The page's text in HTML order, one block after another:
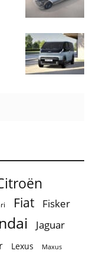
Fiat Fisker
Jaguar
Lexus Maxus